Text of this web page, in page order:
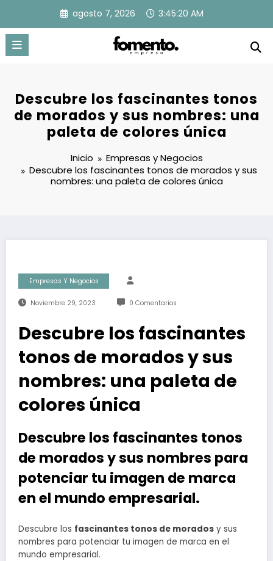
contenido
agosto 7, 2026 3:45:21 AM
Descubre los fascinantes tonos
de morados y sus nombres: una
paleta de colores única
Inicio
Empresas y Negocios
Descubre los fascinantes tonos de morados y sus
nombres: una paleta de colores única
Empresas Y Negocios
Noviembre 29, 2023 0 Comentarios
Descubre los fascinantes
tonos de morados y sus
nombres: una paleta de
colores única
Descubre los fascinantes tonos
de morados y sus nombres para
potenciar tu imagen de marca
en el mundo empresarial.
Descubre los fascinantes tonos de morados y sus
nombres para potenciar tu imagen de marca en el
mundo empresarial.